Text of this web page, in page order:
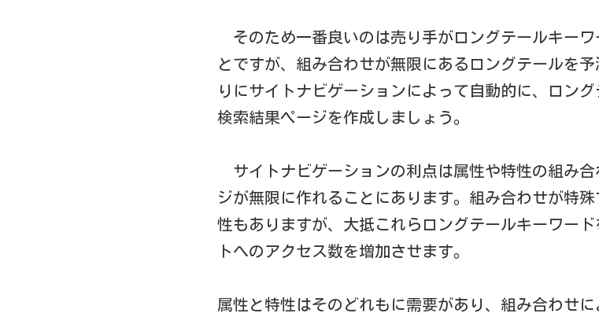
そのため一番良いのは売り手がロングテールキー
とですが、組み合わせが無限にあるロングテールを
りにサイトナビゲーションによって自動的に、ロン
検索結果ページを作成しましょう。
サイトナビゲーションの利点は属性や特性の組み
ジが無限に作れることにあります。組み合わせが特
性もありますが、大抵これらロングテールキーワー
トへのアクセス数を増加させます。
属性と特性はそのどれもに需要があり、組み合わせ